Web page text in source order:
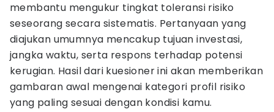
membantu mengukur tingkat toleransi risiko
seseorang secara sistematis. Pertanyaan yang
diajukan umumnya mencakup tujuan investasi,
jangka waktu, serta respons terhadap potensi
kerugian. Hasil dari kuesioner ini akan memberikan
gambaran awal mengenai kategori profil risiko
yang paling sesuai dengan kondisi kamu.